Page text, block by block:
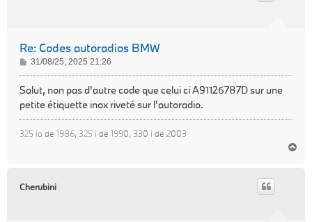
Re: Codes autoradios BMW
M
e
a
e
31/08/25, 2025 21:26
Salut, non pas d'autre code que celui ci A91126787D sur une
petite étiquette inox riveté sur l'autoradio.
325 ia de 1986, 325 i de 1990, 330 i de 2003
Cherubini